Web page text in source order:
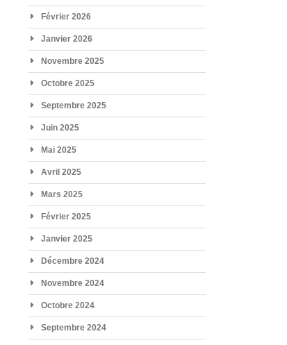
Février 2026
Janvier 2026
Novembre 2025
Octobre 2025
Septembre 2025
Juin 2025
Mai 2025
Avril 2025
Mars 2025
Février 2025
Janvier 2025
Décembre 2024
Novembre 2024
Octobre 2024
Septembre 2024